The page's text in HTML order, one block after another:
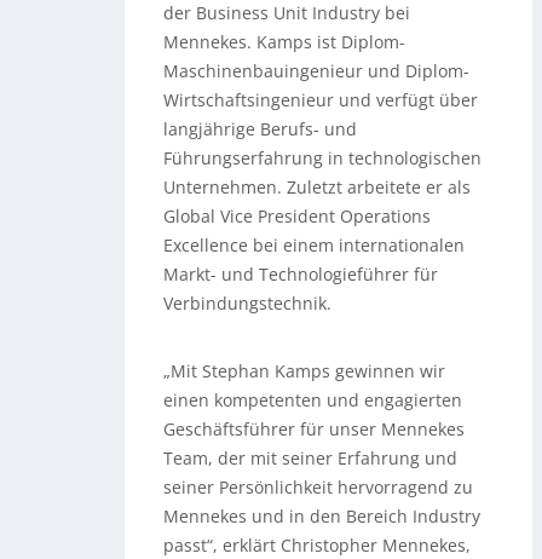
der Business Unit Industry bei
Mennekes. Kamps ist Diplom-
Maschinenbauingenieur und Diplom-
Wirtschaftsingenieur und verfügt über
langjährige Berufs- und
Führungserfahrung in technologischen
Unternehmen. Zuletzt arbeitete er als
Global Vice President Operations
Excellence bei einem internationalen
Markt- und Technologieführer für
Verbindungstechnik.
„Mit Stephan Kamps gewinnen wir
einen kompetenten und engagierten
Geschäftsführer für unser Mennekes
Team, der mit seiner Erfahrung und
seiner Persönlichkeit hervorragend zu
Mennekes und in den Bereich Industry
passt“, erklärt Christopher Mennekes,